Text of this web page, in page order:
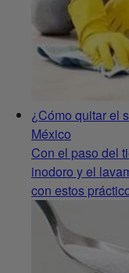
¿Cómo quitar el
México
Con el paso del
inodoro y el
con estos